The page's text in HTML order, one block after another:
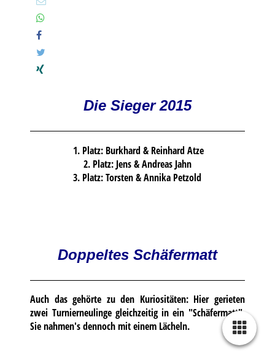
Die Sieger 2015
1. Platz: Burkhard & Reinhard Atze
2. Platz: Jens & Andreas Jahn
3. Platz: Torsten & Annika Petzold
Doppeltes Schäfermatt
Auch das gehörte zu den Kuriositäten: Hier gerieten
zwei Turnierneulinge gleichzeitig in ein "Schäfermatt".
Sie nahmen's dennoch mit einem Lächeln.